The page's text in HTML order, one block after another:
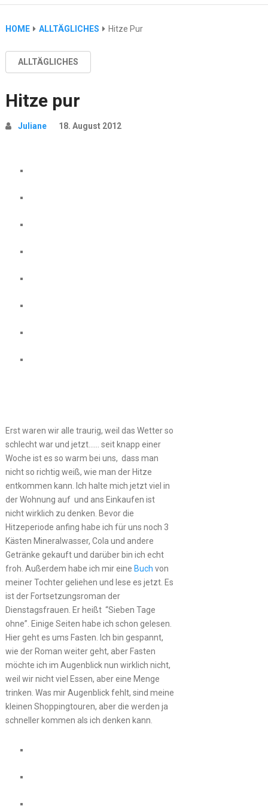
HOME ALLTÄGLICHES Hitze Pur
ALLTÄGLICHES
Hitze pur
Juliane 18. August 2012
Erst waren wir alle traurig, weil das Wetter so
schlecht war und jetzt…… seit knapp einer
Woche ist es so warm bei uns, dass man
nicht so richtig weiß, wie man der Hitze
entkommen kann. Ich halte mich jetzt viel in
der Wohnung auf und ans Einkaufen ist
nicht wirklich zu denken. Bevor die
Hitzeperiode anfing habe ich für uns noch 3
Kästen Mineralwasser, Cola und andere
Getränke gekauft und darüber bin ich echt
froh. Außerdem habe ich mir eine Buch von
meiner Tochter geliehen und lese es jetzt. Es
ist der Fortsetzungsroman der
Dienstagsfrauen. Er heißt “Sieben Tage
ohne”. Einige Seiten habe ich schon gelesen.
Hier geht es ums Fasten. Ich bin gespannt,
wie der Roman weiter geht, aber Fasten
möchte ich im Augenblick nun wirklich nicht,
weil wir nicht viel Essen, aber eine Menge
trinken. Was mir Augenblick fehlt, sind meine
kleinen Shoppingtouren, aber die werden ja
schneller kommen als ich denken kann.